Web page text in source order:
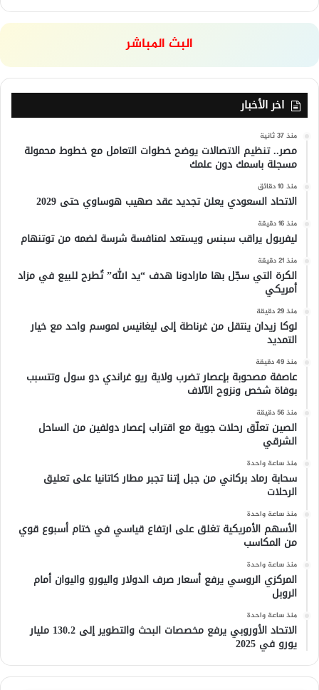
البث المباشر
اخر الأخبار
منذ 37 ثانية
مصر.. تنظيم الاتصالات يوضح خطوات التعامل مع خطوط محمولة
مسجلة باسمك دون علمك
منذ 10 دقائق
الاتحاد السعودي يعلن تجديد عقد صهيب هوساوي حتى 2029
منذ 16 دقيقة
ليفربول يراقب سبنس ويستعد لمنافسة شرسة لضمه من توتنهام
منذ 21 دقيقة
الكرة التي سجّل بها مارادونا هدف “يد الله” تُطرح للبيع في مزاد
أمريكي
منذ 29 دقيقة
لوكا زيدان ينتقل من غرناطة إلى ليغانيس لموسم واحد مع خيار
التمديد
منذ 49 دقيقة
عاصفة مصحوبة بإعصار تضرب ولاية ريو غراندي دو سول وتتسبب
بوفاة شخص ونزوح الآلاف
منذ 56 دقيقة
الصين تعلّق رحلات جوية مع اقتراب إعصار دولفين من الساحل
الشرقي
منذ ساعة واحدة
سحابة رماد بركاني من جبل إتنا تجبر مطار كاتانيا على تعليق
الرحلات
منذ ساعة واحدة
الأسهم الأمريكية تغلق على ارتفاع قياسي في ختام أسبوع قوي
من المكاسب
منذ ساعة واحدة
المركزي الروسي يرفع أسعار صرف الدولار واليورو واليوان أمام
الروبل
منذ ساعة واحدة
الاتحاد الأوروبي يرفع مخصصات البحث والتطوير إلى 130.2 مليار
يورو في 2025